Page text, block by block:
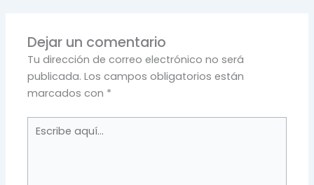
Dejar un comentario
Tu dirección de correo electrónico no será
publicada. Los campos obligatorios están
marcados con *
Escribe